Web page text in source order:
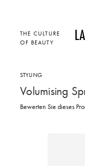
THE CULTURE
OF BEAUTY
STYLING
Volumising
Bewerten Sie dieses